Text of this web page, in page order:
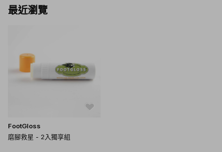
最近瀏覽
FootGloss
磨腳救星 - 2入獨享組